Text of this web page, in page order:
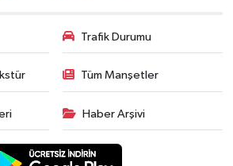
Trafik Durumu
Tüm Manşetler
Haber Arşivi